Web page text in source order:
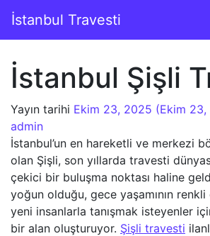
İçeriğe geç
Ana gezinti
İstanbul Travesti
İstanbul Şişli
Yayın tarihi Ekim 23, 2025 (Ekim
admin
İstanbul’un en hareketli ve merkezi
olan Şişli, son yıllarda travesti
çekici bir buluşma noktası haline
yoğun olduğu, gece yaşamının
yeni insanlarla tanışmak isteyenler
bir alan oluşturuyor. Şişli travesti